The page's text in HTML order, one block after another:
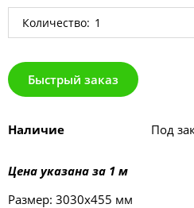
Количество:
Быстрый заказ
Наличие Под
Цена указана за 1 м
Размер: 3030х455 мм